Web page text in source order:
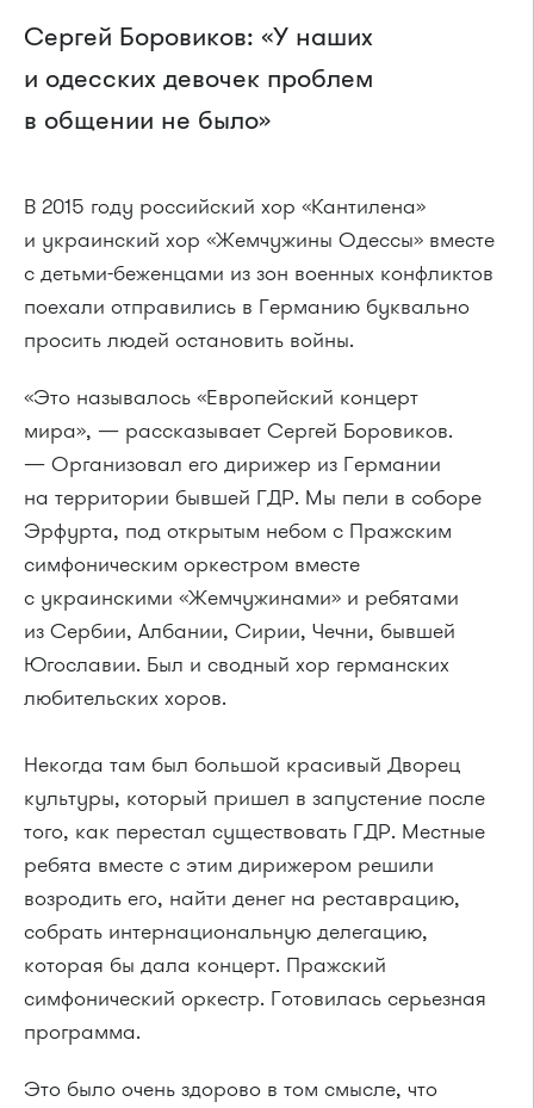
Сергей Боровиков: «У наших
и одесских девочек проблем
в общении не было»
В 2015 году российский хор «Кантилена»
и украинский хор «Жемчужины Одессы» вместе
с детьми-беженцами из зон военных конфликтов
поехали отправились в Германию буквально
просить людей остановить войны.
«Это называлось «Европейский концерт
мира», — рассказывает Сергей Боровиков.
— Организовал его дирижер из Германии
на территории бывшей ГДР. Мы пели в соборе
Эрфурта, под открытым небом с Пражским
симфоническим оркестром вместе
с украинскими «Жемчужинами» и ребятами
из Сербии, Албании, Сирии, Чечни, бывшей
Югославии. Был и сводный хор германских
любительских хоров.
Некогда там был большой красивый Дворец
культуры, который пришел в запустение после
того, как перестал существовать ГДР. Местные
ребята вместе с этим дирижером решили
возродить его, найти денег на реставрацию,
собрать интернациональную делегацию,
которая бы дала концерт. Пражский
симфонический оркестр. Готовилась серьезная
программа.
Это было очень здорово в том смысле, что